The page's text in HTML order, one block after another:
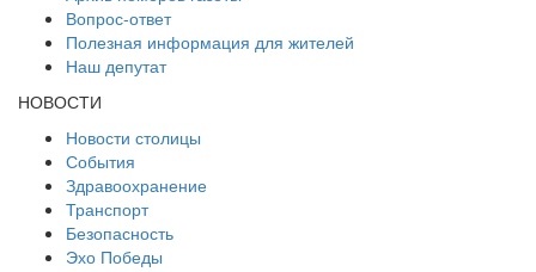
Вопрос-ответ
Полезная информация для жителей
Наш депутат
НОВОСТИ
Новости столицы
События
Здравоохранение
Транспорт
Безопасность
Эхо Победы